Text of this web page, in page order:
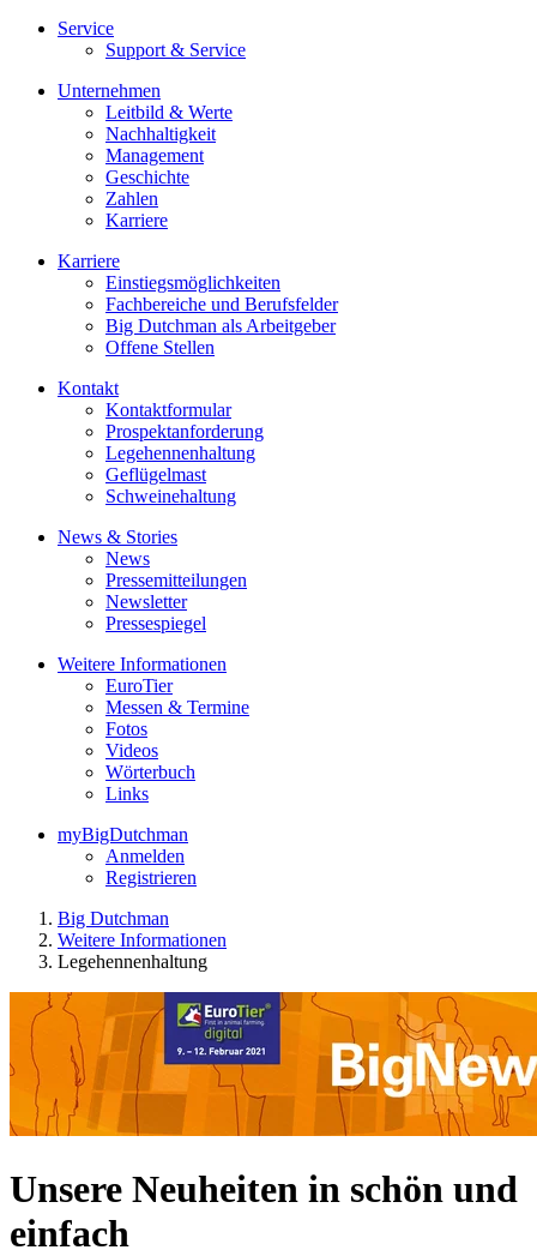
Service
Support & Service
Unternehmen
Leitbild & Werte
Nachhaltigkeit
Management
Geschichte
Zahlen
Karriere
Karriere
Einstiegsmöglichkeiten
Fachbereiche und Berufsfelder
Big Dutchman als Arbeitgeber
Offene Stellen
Kontakt
Kontaktformular
Prospektanforderung
Legehennenhaltung
Geflügelmast
Schweinehaltung
News & Stories
News
Pressemitteilungen
Newsletter
Pressespiegel
Weitere Informationen
EuroTier
Messen & Termine
Fotos
Videos
Wörterbuch
Links
myBigDutchman
Anmelden
Registrieren
Big Dutchman
Weitere Informationen
Legehennenhaltung
Unsere Neuheiten in schön und
einfach